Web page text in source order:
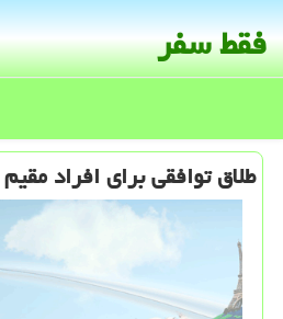
فقط سفر
طلاق توافقی برای افراد